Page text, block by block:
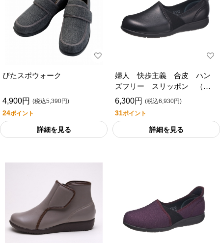
ぴたスポウォーク
4,900円 (税込5,390円)
24ポイント
詳細を見る
婦人 快歩主義 合皮 ハン
ズフリー スリッポン （Ｋ
ＨＳ Ｌ１７３）
6,300円 (税込6,930円)
31ポイント
詳細を見る